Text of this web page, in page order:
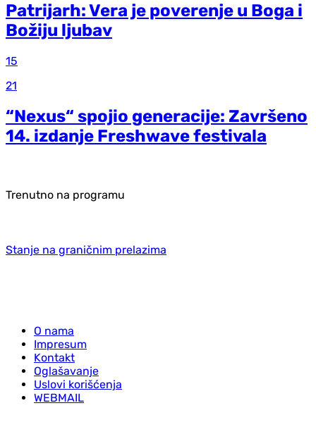
Patrijarh: Vera je poverenje u Boga i
Božiju ljubav
15
21
“Nexus“ spojio generacije: Završeno
14. izdanje Freshwave festivala
Trenutno na programu
Stanje na graničnim prelazima
O nama
Impresum
Kontakt
Oglašavanje
Uslovi korišćenja
WEBMAIL